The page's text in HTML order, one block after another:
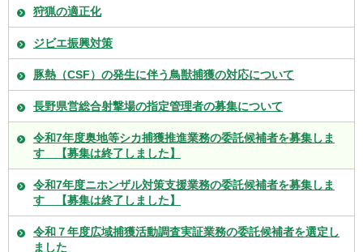
狩猟の適正化
ジビエ振興対策
豚熱（CSF）の発生に伴う鳥獣捕獲の対応について
長野県営総合射撃場の指定管理者の募集について
令和7年度奥地等シカ捕獲推進業務の委託候補者を募集しま
す 【募集は終了しました】
令和7年度ニホンザル対策支援業務の委託候補者を募集しま
す 【募集は終了しました】
令和７年度広域捕獲活動調査実証業務の委託候補者を選定し
ました